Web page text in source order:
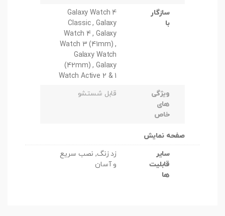
سازگار
با
Galaxy Watch 4
Classic , Galaxy
Watch 4 , Galaxy
Watch 3 (41mm) ,
Galaxy Watch
(42mm) , Galaxy
Watch Active 2 & 1
ویژگی
های
خاص
قابل شستشو
صفحه نمایش
سایر
قابلیت
ها
زد زنگ, نصب سریع
و آسان